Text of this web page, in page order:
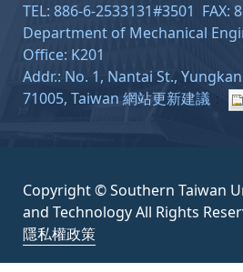
TEL: 886-6-2533131#3501 FAX:
Department of Mechanical
Office: K201
Addr.: No. 1, Nantai St.,
71005, Taiwan 網站更新建議 ：
Copyright © Southern Taiwan
and Technology All Rights
隱私權政策